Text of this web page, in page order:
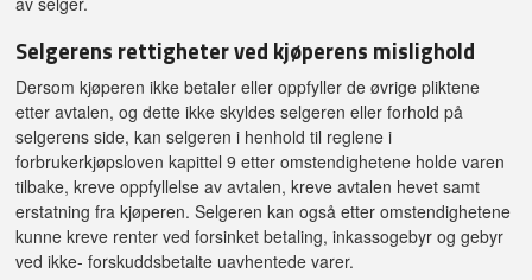
Selgerens rettigheter ved kjøperens mislighold
Dersom kjøperen ikke betaler eller oppfyller de øvrige pliktene
etter avtalen, og dette ikke skyldes selgeren eller forhold på
selgerens side, kan selgeren i henhold til reglene i
forbrukerkjøpsloven kapittel 9 etter omstendighetene holde varen
tilbake, kreve oppfyllelse av avtalen, kreve avtalen hevet samt
erstatning fra kjøperen. Selgeren kan også etter omstendighetene
kunne kreve renter ved forsinket betaling, inkassogebyr og gebyr
ved ikke- forskuddsbetalte uavhentede varer.